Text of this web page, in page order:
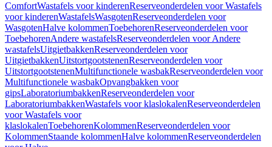
ComfortWastafels voor kinderenReserveonderdelen voor Wastafels
voor kinderenWastafelsWasgotenReserveonderdelen voor
WasgotenHalve kolommenToebehorenReserveonderdelen voor
ToebehorenAndere wastafelsReserveonderdelen voor Andere
wastafelsUitgietbakkenReserveonderdelen voor
UitgietbakkenUitstortgootstenenReserveonderdelen voor
UitstortgootstenenMultifunctionele wasbakReserveonderdelen voor
Multifunctionele wasbakOpvangbakken voor
gipsLaboratoriumbakkenReserveonderdelen voor
LaboratoriumbakkenWastafels voor klaslokalenReserveonderdelen
voor Wastafels voor
klaslokalenToebehorenKolommenReserveonderdelen voor
KolommenStaande kolommenHalve kolommenReserveonderdelen